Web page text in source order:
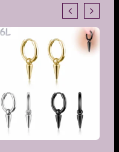
Homme
conique lisse
chirurgical
aux peaux